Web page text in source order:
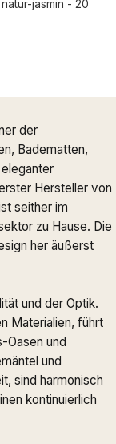
jasmin - 20
der
Badematten,
Hersteller von
seither im
zu Hause. Die
her äußerst
und der Optik.
Materialien, führt
Oasen und
und
sind harmonisch
kontinuierlich